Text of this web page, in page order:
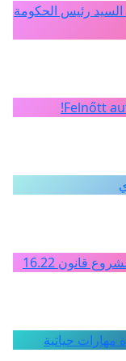
رئيس الحكومة
Felnőtt
قانون 16.22
مهارات حياتية